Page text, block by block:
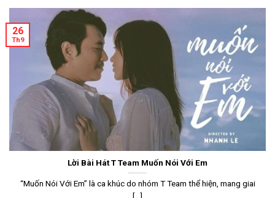
Lời Bài Hát T Team Muốn Nói Với Em
“Muốn Nói Với Em” là ca khúc do nhóm T Team thể hiện, mang giai
26
Th9